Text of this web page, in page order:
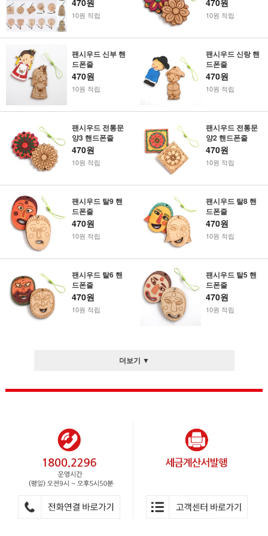
470원
10원 적립
470원
10원 적립
팬시우드 신부 핸
드폰줄
470원
10원 적립
팬시우드 신랑 핸
드폰줄
470원
10원 적립
팬시우드 전통문
양3 핸드폰줄
470원
10원 적립
팬시우드 전통문
양2 핸드폰줄
470원
10원 적립
팬시우드 탈9 핸
드폰줄
470원
10원 적립
팬시우드 탈8 핸
드폰줄
470원
10원 적립
팬시우드 탈6 핸
드폰줄
470원
10원 적립
팬시우드 탈5 핸
드폰줄
470원
10원 적립
더보기 ▼